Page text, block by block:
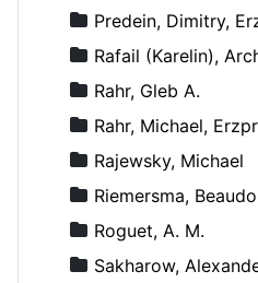
Predein, Dimitry,
Rafail (Karelin),
Rahr, Gleb A.
Rahr, Michael,
Rajewsky, Michael
Riemersma,
Roguet, A. M.
Sakharow,